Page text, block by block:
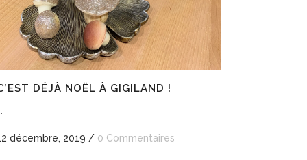
DÉJÀ NOËL À GIGILAND !
décembre, 2019 / 0 Commentaires